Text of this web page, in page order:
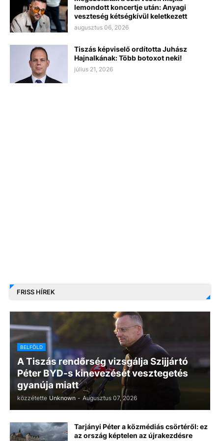
lemondott koncertje után: Anyagi
veszteség kétségkívül keletkezett
augusztus 06, 2026
Tiszás képviselő ordította Juhász
Hajnalkának: Több botoxot neki!
július 21, 2026
FRISS HÍREK
BELFÖLD
A Tiszás rendőrség vizsgálja Szijjártó
Péter BYD-s kinevezését vesztegetés
gyanúja miatt
közzétette Unknown - Augusztus 07, 2026
Tarjányi Péter a közmédiás csörtéről: ez
az ország képtelen az újrakezdésre